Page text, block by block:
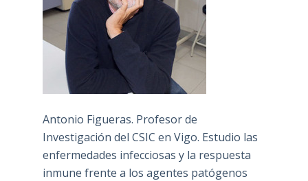
Antonio Figueras. Profesor de
Investigación del CSIC en Vigo. Estudio las
enfermedades infecciosas y la respuesta
inmune frente a los agentes patógenos